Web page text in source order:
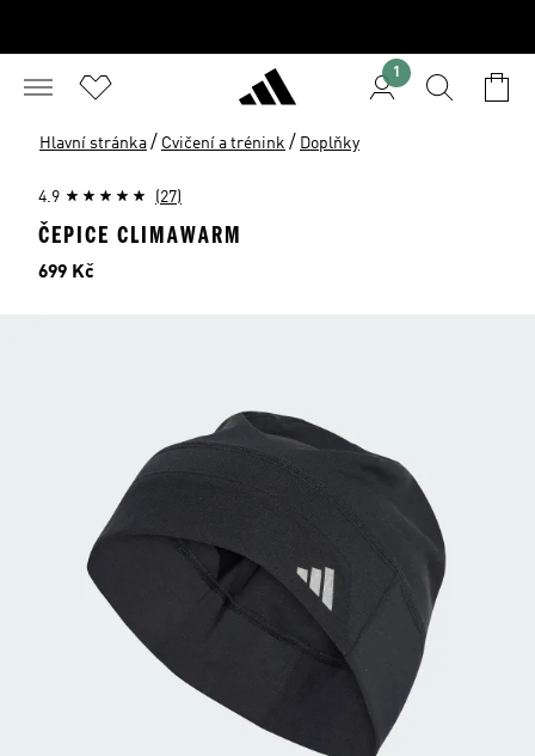
1
Hlavní stránka / Cvičení a trénink / Doplňky
4.9 (27)
ČEPICE CLIMAWARM
Cena
699 Kč